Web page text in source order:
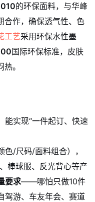
的环保面料，与华峰
合作，确保透气性、色
工艺采用环保水性墨
国际环保标准，皮肤
。
能实现“一件起订、快速
色/尺码/面料组合），
棒球服、反光背心等产
要求——哪怕只做10件
驾游、车友年会、赛道